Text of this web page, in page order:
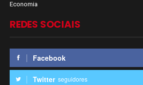
Economia
REDES SOCIAIS
Facebook
Twitter seguidores